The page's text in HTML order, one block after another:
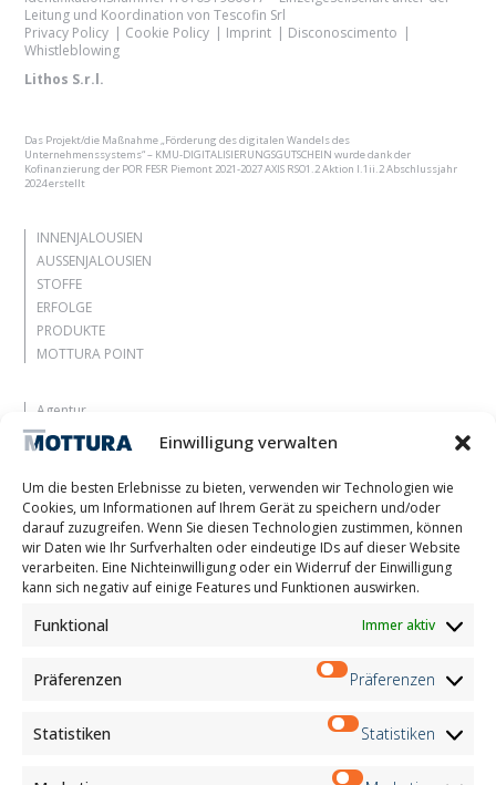
Einwilligung verwalten
Um die besten Erlebnisse zu bieten, verwenden wir Technologien wie
Cookies, um Informationen auf Ihrem Gerät zu speichern und/oder
darauf zuzugreifen. Wenn Sie diesen Technologien zustimmen, können
wir Daten wie Ihr Surfverhalten oder eindeutige IDs auf dieser Website
verarbeiten. Eine Nichteinwilligung oder ein Widerruf der Einwilligung
kann sich negativ auf einige Features und Funktionen auswirken.
Funktional Immer aktiv
Präferenzen Präferenzen
Statistiken Statistiken
Leitung und Koordination von Tescofin Srl
Privacy Policy
Cookie Policy Imprint
Disconoscimento
Whistleblowing
Lithos S.r.l.
Das Projekt/die Maßnahme „Förderung des digitalen Wandels des
Unternehmenssystems“ – KMU-DIGITALISIERUNGSGUTSCHEIN wurde dank der
Kofinanzierung der POR FESR Piemont 2021-2027 AXIS RSO1.2 Aktion I.1ii.2 Abschlussjahr
2024 erstellt
INNENJALOUSIEN
AUSSENJALOUSIEN
STOFFE
ERFOLGE
PRODUKTE
MOTTURA POINT
Agentur
Lassen Sie sich inspirieren
Kontakte
Arbeite mit uns
Reservierter Bereich
Zertifizierungen
M2Net
Child Safety
Customer Information
Information for Candidates
Newsletter Information